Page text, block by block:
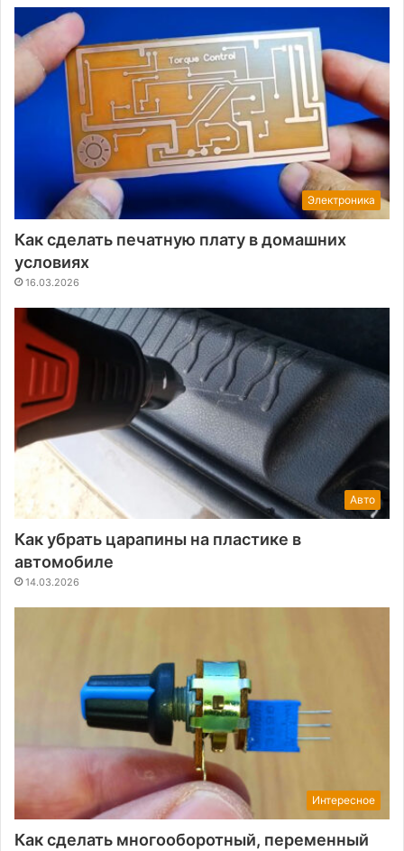
Электроника
Как сделать печатную плату в домашних
условиях
16.03.2026
Авто
Как убрать царапины на пластике в
автомобиле
14.03.2026
Интересное
Как сделать многооборотный, переменный